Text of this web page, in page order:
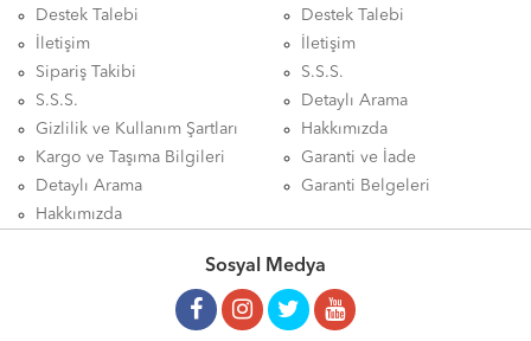
Destek Talebi
İletişim
Sipariş Takibi
S.S.S.
Gizlilik ve Kullanım Şartları
Kargo ve Taşıma Bilgileri
Detaylı Arama
Hakkımızda
Destek Talebi
İletişim
S.S.S.
Detaylı Arama
Hakkımızda
Garanti ve İade
Garanti Belgeleri
Sosyal Medya